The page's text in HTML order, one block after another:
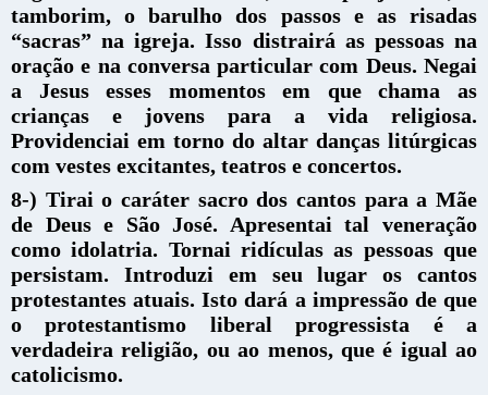
tamborim, o barulho dos passos e as risadas
“sacras” na igreja. Isso distrairá as pessoas na
oração e na conversa particular com Deus. Negai
a Jesus esses momentos em que chama as
crianças e jovens para a vida religiosa.
Providenciai em torno do altar danças litúrgicas
com vestes excitantes, teatros e concertos.
8-) Tirai o caráter sacro dos cantos para a Mãe
de Deus e São José. Apresentai tal veneração
como idolatria. Tornai ridículas as pessoas que
persistam. Introduzi em seu lugar os cantos
protestantes atuais. Isto dará a impressão de que
o protestantismo liberal progressista é a
verdadeira religião, ou ao menos, que é igual ao
catolicismo.